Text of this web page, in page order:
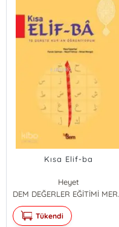
Kısa Elif-ba
Heyet
DEM
Tükendi